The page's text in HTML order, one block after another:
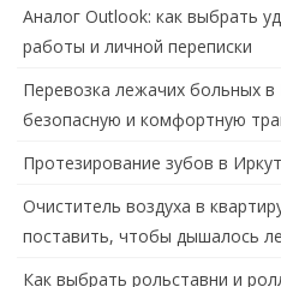
Аналог Outlook: как выбрать
работы и личной переписки
Перевозка лежачих больных в
безопасную и комфортную
Протезирование зубов в
Очиститель воздуха в
поставить, чтобы дышалось
Как выбрать рольставни и